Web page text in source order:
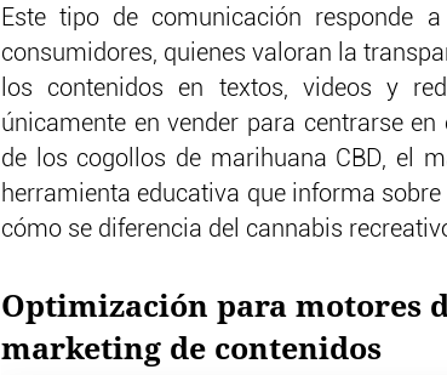
Este tipo de comunicación responde
consumidores, quienes valoran la
los contenidos en textos, videos y
únicamente en vender para centrarse
de los cogollos de marihuana CBD, el
herramienta educativa que informa
cómo se diferencia del cannabis
Optimización para motores
marketing de contenidos